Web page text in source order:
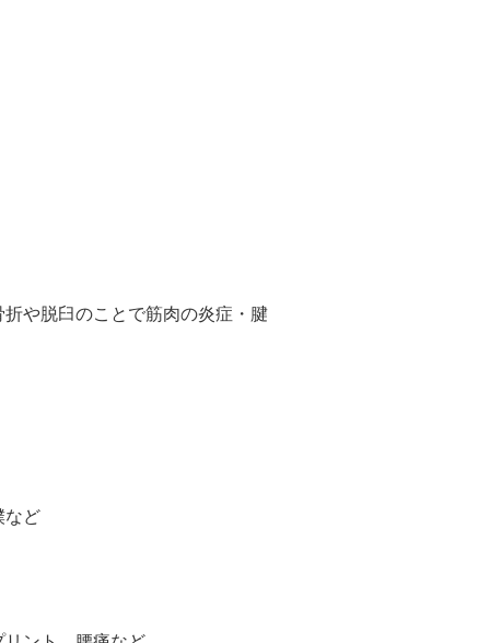
や脱臼のことで筋肉の炎症・腱
など